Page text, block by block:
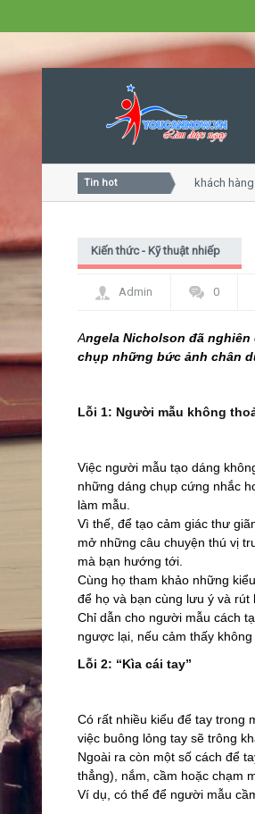
Tin hot
Khóa học Tư duy dịch vụ khách hàng
Kiến thức - Kỹ thuật nhiếp
Admin
0
Angela Nicholson đã
chụp những bức ảnh chân
Lỗi 1: Người mẫu không
Việc người mẫu tạo dáng
những dáng chụp cứng nhắc
làm mẫu.
Vì thế, để tạo cảm giác thư
mở những câu chuyện thú vị
mà bạn hướng tới.
Cùng họ tham khảo những
để họ và bạn cùng lưu ý và rút
Chỉ dẫn cho người mẫu cách
ngược lại, nếu cảm thấy
Lỗi 2: “Kìa cái tay”
Có rất nhiều kiểu để tay trong
việc buông lỏng tay sẽ trông
Ngoài ra còn một số cách để
thẳng), nắm, cầm hoặc chạm
Ví dụ, có thể để người mẫu